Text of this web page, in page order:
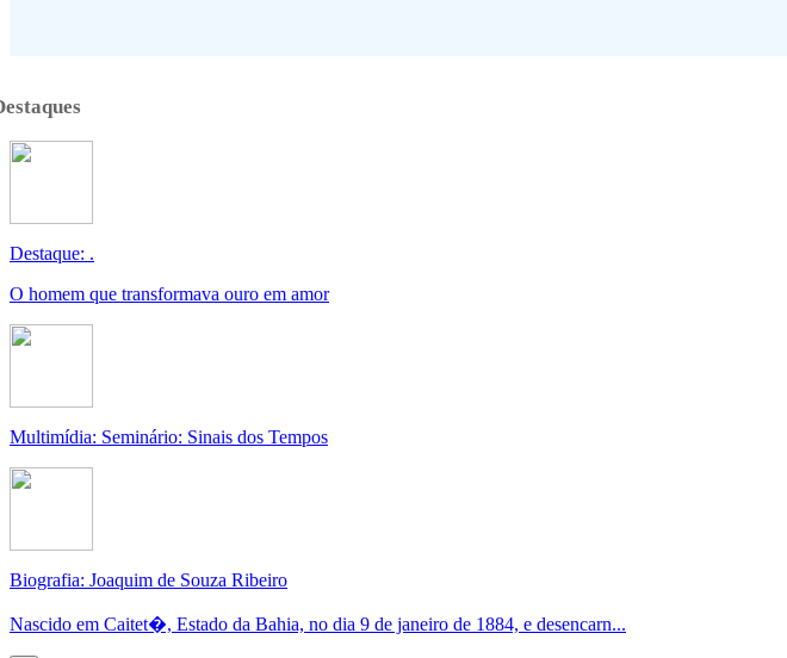
Destaque: .
O homem que transformava ouro em amor
Multimídia: Seminário: Sinais dos Tempos
Biografia: Joaquim de Souza Ribeiro
Nascido em Caitet�, Estado da Bahia, no dia 9 de janeiro de 1884, e desencarn...